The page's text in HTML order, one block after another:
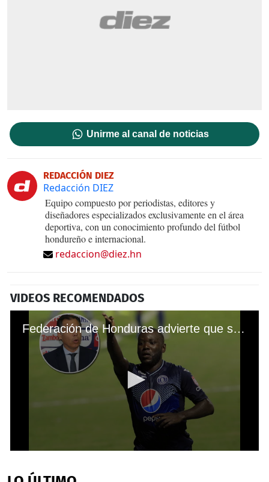
Unirme al canal de noticias
REDACCIÓN DIEZ
Redacción DIEZ
Equipo compuesto por periodistas, editores y
diseñadores especializados exclusivamente en el área
deportiva, con un conocimiento profundo del fútbol
hondureño e internacional.
redaccion@diez.hn
VIDEOS RECOMENDADOS
Federación de Honduras advierte que se castigará con dureza actos de racismo
of